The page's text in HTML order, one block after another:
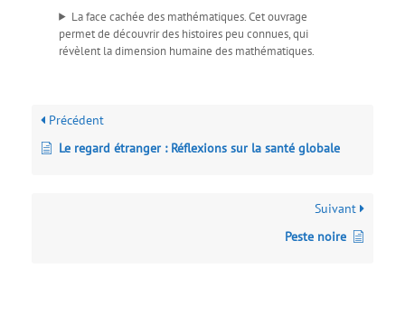
La face cachée des mathématiques. Cet ouvrage
permet de découvrir des histoires peu connues, qui
révèlent la dimension humaine des mathématiques.
Précédent
Le regard étranger : Réflexions sur la santé globale
Suivant
Peste noire